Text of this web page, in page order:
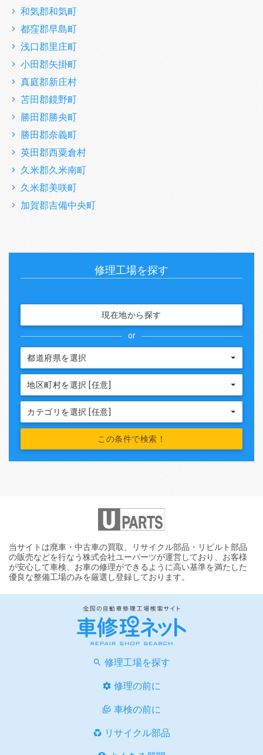
和気郡和気町
都窪郡早島町
浅口郡里庄町
小田郡矢掛町
真庭郡新庄村
苫田郡鏡野町
勝田郡勝央町
勝田郡奈義町
英田郡西粟倉村
久米郡久米南町
久米郡美咲町
加賀郡吉備中央町
修理工場を探す
現在地から探す
or
都道府県を選択
地区町村を選択 [任意]
カテゴリを選択 [任意]
当サイトは廃車・中古車の買取、リサイクル部品・リビルト部品
の販売などを行なう株式会社ユーパーツが運営しており、お客様
が安心して車検、お車の修理ができるように高い基準を満たした
優良な整備工場のみを厳選し登録しております。
修理工場を探す
修理の前に
車検の前に
リサイクル部品